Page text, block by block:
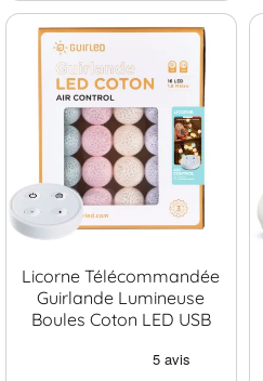
Licorne Télécommandée
Guirlande Lumineuse
Boules Coton LED USB